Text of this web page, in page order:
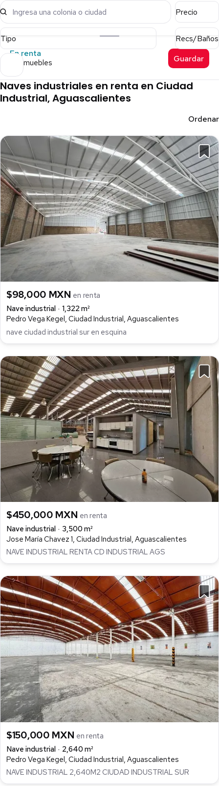
Ingresa una colonia o ciudad Precio
Tipo
Recs/Baños
En renta
17 inmuebles Guardar
Naves industriales en renta en Ciudad
Industrial, Aguascalientes
Ordenar
$98,000 MXN en renta
Nave industrial
1,322 m²
Pedro Vega Kegel, Ciudad Industrial, Aguascalientes
nave ciudad industrial sur en esquina
$450,000 MXN en renta
Nave industrial
3,500 m²
Jose María Chavez 1, Ciudad Industrial, Aguascalientes
NAVE INDUSTRIAL RENTA CD INDUSTRIAL AGS
$150,000 MXN en renta
Nave industrial
2,640 m²
Pedro Vega Kegel, Ciudad Industrial, Aguascalientes
NAVE INDUSTRIAL 2,640M2 CIUDAD INDUSTRIAL SUR